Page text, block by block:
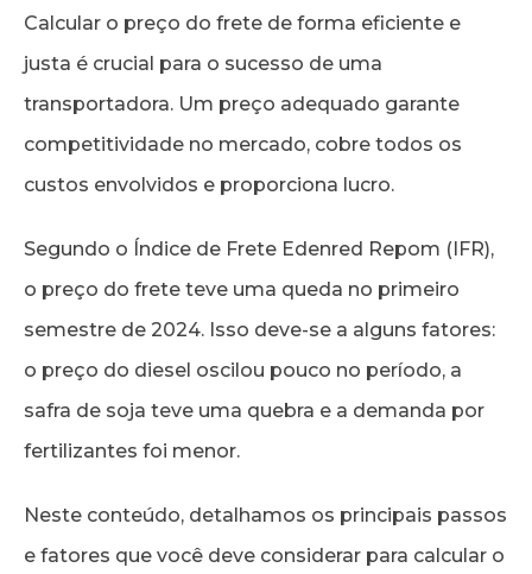
Calcular o preço do frete de forma eficiente e
justa é crucial para o sucesso de uma
transportadora. Um preço adequado garante
competitividade no mercado, cobre todos os
custos envolvidos e proporciona lucro.
Segundo o Índice de Frete Edenred Repom (IFR),
o preço do frete teve uma queda no primeiro
semestre de 2024. Isso deve-se a alguns fatores:
o preço do diesel oscilou pouco no período, a
safra de soja teve uma quebra e a demanda por
fertilizantes foi menor.
Neste conteúdo, detalhamos os principais passos
e fatores que você deve considerar para calcular o